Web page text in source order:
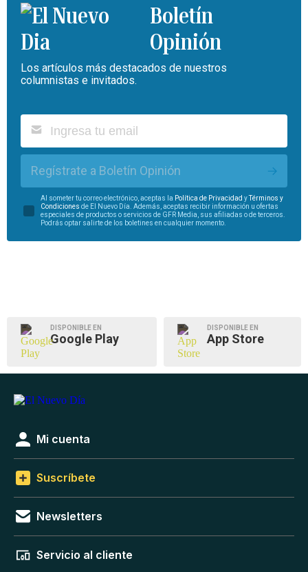
Boletín
Opinión
Los artículos más destacados de nuestros
columnistas e invitados.
Regístrate a Boletín Opinión
Al someter tu correo electrónico, aceptas la Política de Privacidad yTérminos y
Condiciones de El Nuevo Día. Además, aceptas recibir información u ofertas
especiales de productos o servicios de GFR Media, sus afiliadas o de terceros.
Podrás optar salirte de los boletines en cualquier momento.
DISPONIBLE EN
Google Play
DISPONIBLE EN
App Store
Mi cuenta
Suscríbete
Newsletters
Servicio al cliente